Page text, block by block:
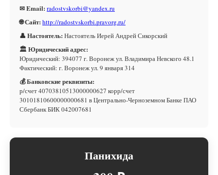
✉ Email: radostvskorbi@yandex.ru
🌐 Сайт: http://radostvskorbi.pravorg.ru/
👤 Настоятель: Настоятель Иерей Андрей Сикорский
🏛 Юридический адрес:
Юридический: 394077 г. Воронеж ул. Владимира Невского 48.1
Фактический: г. Воронеж ул. 9 января 314
💰 Банковские реквизиты:
р/счет 40703810513000000627 корр/счет
30101810600000000681 в Центрально-Черноземном Банке ПАО
Сбербанк БИК 042007681
Панихида